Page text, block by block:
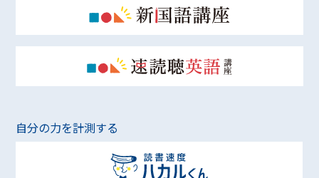
自分の力を計測する